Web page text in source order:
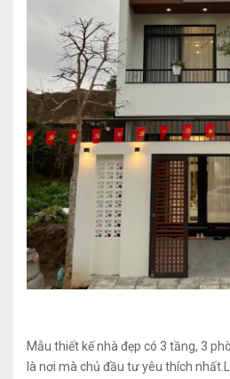
Mẫu thiết kế nhà đẹp có 3 tầng, 3
là nơi mà chủ đầu tư yêu thích